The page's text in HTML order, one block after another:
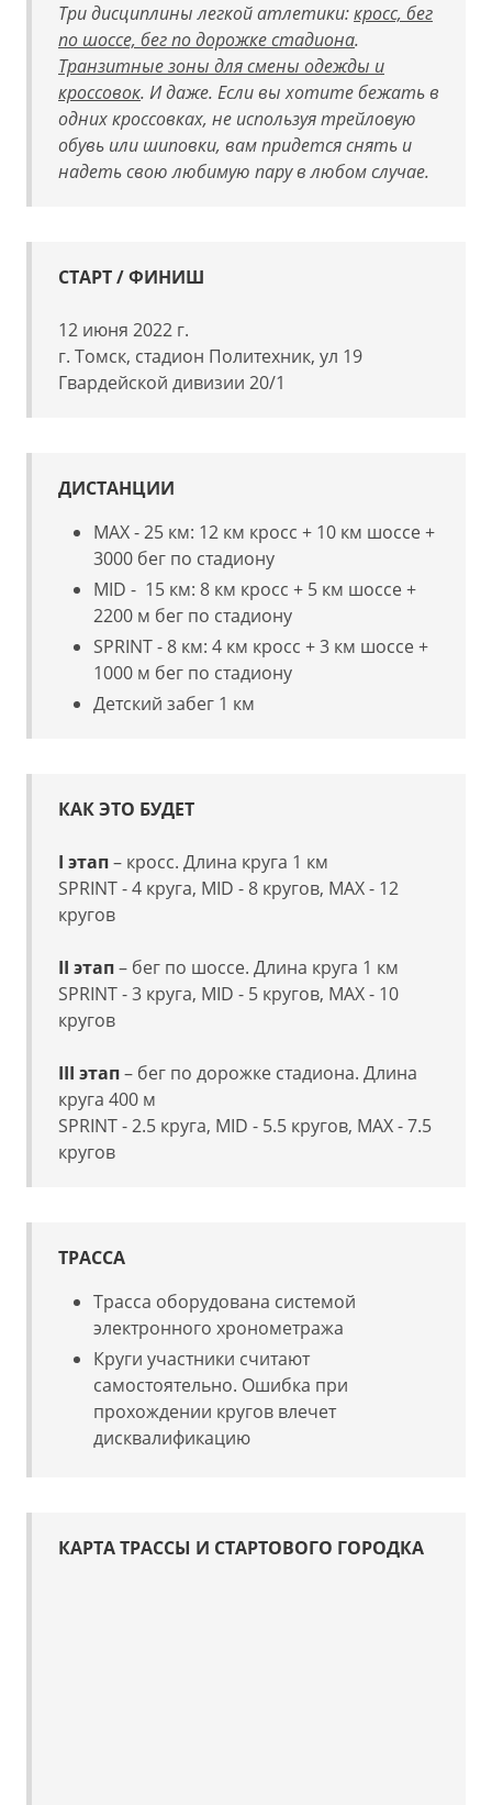
Три дисциплины легкой атлетики:кросс, бег
по шоссе, бег по дорожке стадиона.
Транзитные зоны для смены одежды и
кроссовок. И даже. Если вы хотите бежать в
одних кроссовках, не используя трейловую
обувь или шиповки, вам придется снять и
надеть свою любимую пару в любом случае.
СТАРТ / ФИНИШ
12 июня 2022 г.
г. Томск, стадион Политехник, ул 19
Гвардейской дивизии 20/1
ДИСТАНЦИИ
MAX - 25 км: 12 км кросс + 10 км шоссе +
3000 бег по стадиону
MID - 15 км: 8 км кросс + 5 км шоссе +
2200 м бег по стадиону
SPRINT - 8 км: 4 км кросс + 3 км шоссе +
1000 м бег по стадиону
Детский забег 1 км
КАК ЭТО БУДЕТ
I этап– кросс. Длина круга 1 км
SPRINT - 4 круга, MID - 8 кругов, MAX - 12
кругов
II этап– бег по шоссе. Длина круга 1 км
SPRINT - 3 круга, MID - 5 кругов, MAX - 10
кругов
III этап– бег по дорожке стадиона. Длина
круга 400 м
SPRINT - 2.5 круга, MID - 5.5 кругов, MAX - 7.5
кругов
ТРАССА
Трасса оборудована системой
электронного хронометража
Круги участники считают
самостоятельно. Ошибка при
прохождении кругов влечет
дисквалификацию
КАРТА ТРАССЫ И СТАРТОВОГО ГОРОДКА